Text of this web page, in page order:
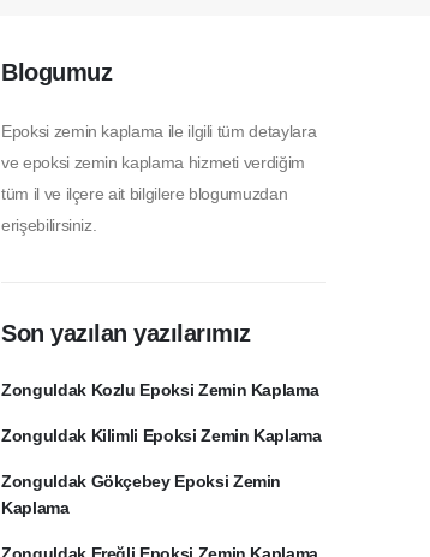
Blogumuz
Epoksi zemin kaplama ile ilgili tüm detaylara
ve epoksi zemin kaplama hizmeti verdiğim
tüm il ve ilçere ait bilgilere blogumuzdan
erişebilirsiniz.
Son yazılan yazılarımız
Zonguldak Kozlu Epoksi Zemin Kaplama
Zonguldak Kilimli Epoksi Zemin Kaplama
Zonguldak Gökçebey Epoksi Zemin
Kaplama